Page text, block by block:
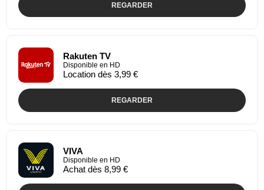
REGARDER
Rakuten TV
Disponible en HD
Location dès 3,99 €
REGARDER
VIVA
Disponible en HD
Achat dès 8,99 €